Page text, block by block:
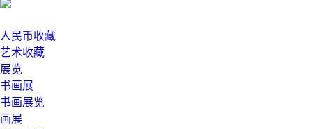
人民币收藏
艺术收藏
展览
书画展
书画展览
画展